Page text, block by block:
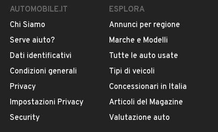
Pubblicità
DESCRIZIONE
[Rif. 23103545]
Ibrida
AUTOMOBILE.IT
Chi Siamo
Serve aiuto?
Dati identificativi
Condizioni generali
Privacy
Impostazioni Privacy
Security
ESPLORA
Annunci per regione
Marche e Modelli
Tutte le auto usate
Tipi di veicoli
Concessionari in Italia
Articoli del Magazine
Valutazione auto